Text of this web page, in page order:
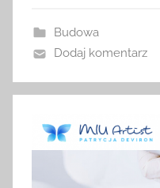
Budowa
Dodaj komentarz